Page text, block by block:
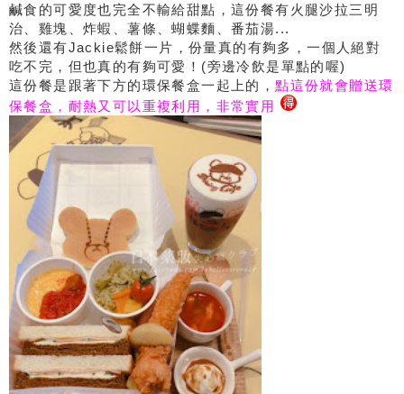
鹹食的可愛度也完全不輸給甜點，這份餐有火腿沙拉三明
治、雞塊、炸蝦、薯條、蝴蝶麵、番茄湯...
然後還有Jackie鬆餅一片，份量真的有夠多，一個人絕對
吃不完，但也真的有夠可愛！(旁邊冷飲是單點的喔)
這份餐是跟著下方的環保餐盒一起上的，點這份就會贈送環
保餐盒，耐熱又可以重複利用，非常實用